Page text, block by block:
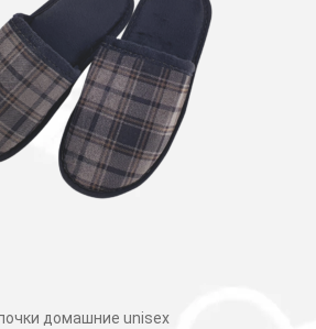
домашние unisex